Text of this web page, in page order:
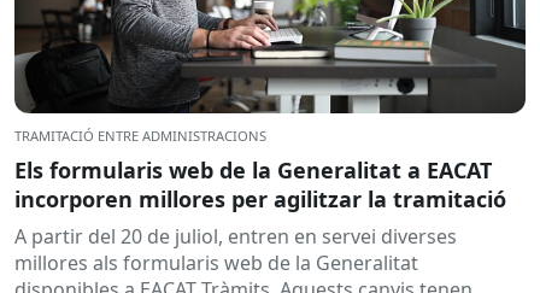
TRAMITACIÓ ENTRE ADMINISTRACIONS
Els formularis web de la Generalitat a EACAT
incorporen millores per agilitzar la tramitació
A partir del 20 de juliol, entren en servei diverses
millores als formularis web de la Generalitat